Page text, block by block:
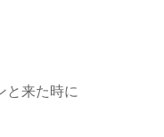
と来た時に